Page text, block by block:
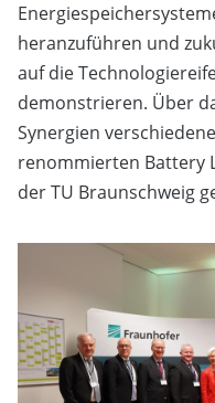
heranzuführen und
auf die
demonstrieren. Über
Synergien
renommierten Battery
der TU Braunschweig